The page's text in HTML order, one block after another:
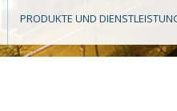
PRODUKTE UND